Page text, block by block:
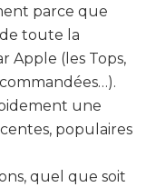
parce que
toute la
Apple (les Tops,
une
populaires
quel que soit